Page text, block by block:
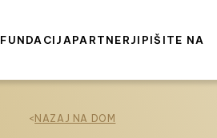
FUNDACIJAPARTNERJI PIŠITE NA
< NAZAJ NA DOM